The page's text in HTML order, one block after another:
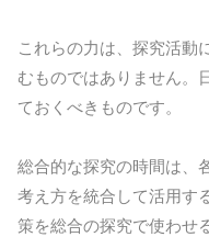
これらの力は、探究活動
むものではありません。
ておくべきものです。
総合的な探究の時間は、
考え方を統合して活用す
策を総合の探究で使わせ